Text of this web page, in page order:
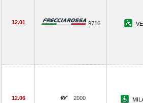
12.01 9716
12.06 2000